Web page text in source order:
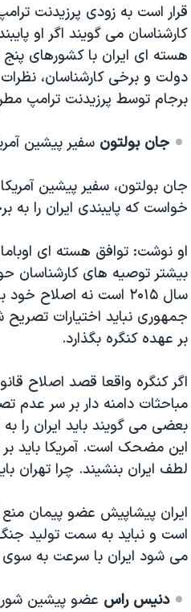
قرار است به زودی پرزیدنت
کارشناسان می گویند اگر او
هسته ای ایران با کشورهای
دولت و برخی کارشناسان، نظرات
برجام توسط پرزیدنت ترامپ
جان بولتون سفیر پیشین
جان بولتون، سفیر پیشین
خواست که پایبندی ایران را به
او نوشت: توافق هسته ای اوباما
بیشتر توصیه های کارشناسان
سال ۲۰۱۵ است نه
جمهوری نباید اختیارات
بر عهده کنگره بگذارد.
اگر کنگره واقعا قصد اصلاح
مباحثات دامنه دار بر سر
بعضی می گویند باید ایران را
این مضحک است. آمریکا باید
لطف ایران بنشیند. چرا تهران
ایران پیشاپیش عضو پیمان
است و نباید به سمت تولید
می شود ایران با سرعت به سوی
دنیس راس عضو پیشین